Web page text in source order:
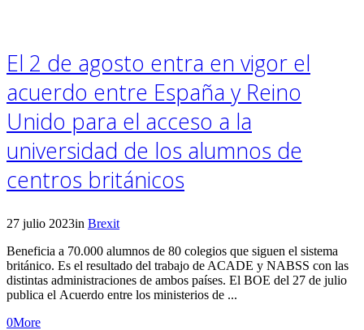
El 2 de agosto entra en vigor el
acuerdo entre España y Reino
Unido para el acceso a la
universidad de los alumnos de
centros británicos
27 julio 2023in Brexit
Beneficia a 70.000 alumnos de 80 colegios que siguen el sistema
británico. Es el resultado del trabajo de ACADE y NABSS con las
distintas administraciones de ambos países. El BOE del 27 de julio
publica el Acuerdo entre los ministerios de ...
0More